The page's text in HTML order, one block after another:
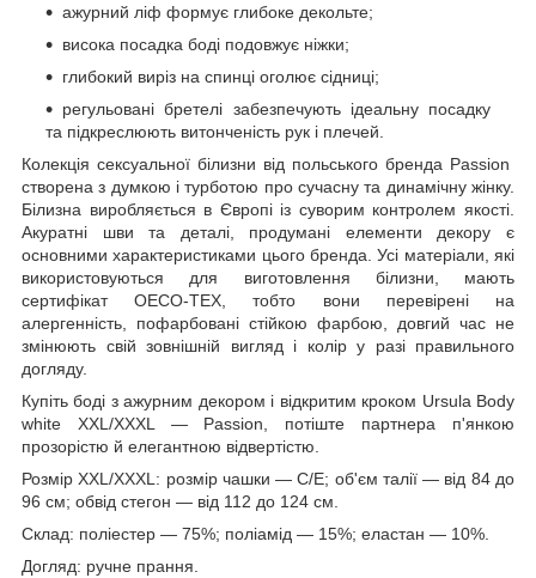
ажурний ліф формує глибоке декольте;
висока посадка боді подовжує ніжки;
глибокий виріз на спинці оголює сідниці;
регульовані бретелі забезпечують ідеальну посадку
та підкреслюють витонченість рук і плечей.
Колекція сексуальної білизни від польського бренда Passion
створена з думкою і турботою про сучасну та динамічну жінку.
Білизна виробляється в Європі із суворим контролем якості.
Акуратні шви та деталі, продумані елементи декору є
основними характеристиками цього бренда. Усі матеріали, які
використовуються для виготовлення білизни, мають
сертифікат OECO-TEX, тобто вони перевірені на
алергенність, пофарбовані стійкою фарбою, довгий час не
змінюють свій зовнішній вигляд і колір у разі правильного
догляду.
Купіть боді з ажурним декором і відкритим кроком Ursula Body
white XXL/XXXL — Passion, потіште партнера п'янкою
прозорістю й елегантною відвертістю.
Розмір XXL/XXXL: розмір чашки — C/E; об'єм талії — від 84 до
96 см; обвід стегон — від 112 до 124 см.
Склад: поліестер — 75%; поліамід — 15%; еластан — 10%.
Догляд: ручне прання.